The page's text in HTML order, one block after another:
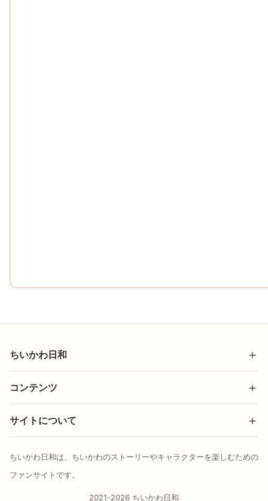
ちいかわ日和
コンテンツ
サイトについて
ちいかわ日和は、ちいかわのストーリーやキャラクターを楽しむための
ファンサイトです。
2021-2026 ちいかわ日和